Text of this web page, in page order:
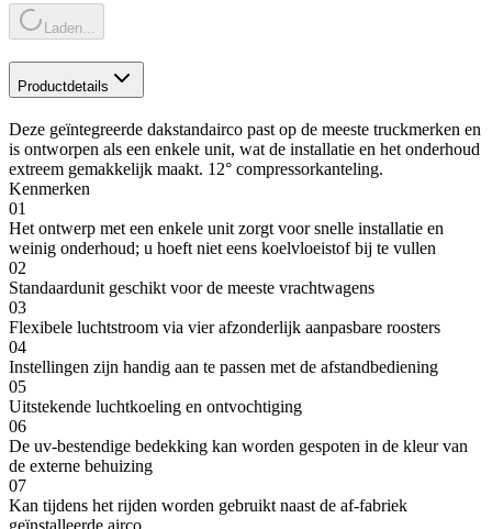
Laden...
Productdetails
Deze geïntegreerde dakstandairco past op de meeste truckmerken en
is ontworpen als een enkele unit, wat de installatie en het onderhoud
extreem gemakkelijk maakt. 12° compressorkanteling.
Kenmerken
01
Het ontwerp met een enkele unit zorgt voor snelle installatie en
weinig onderhoud; u hoeft niet eens koelvloeistof bij te vullen
02
Standaardunit geschikt voor de meeste vrachtwagens
03
Flexibele luchtstroom via vier afzonderlijk aanpasbare roosters
04
Instellingen zijn handig aan te passen met de afstandbediening
05
Uitstekende luchtkoeling en ontvochtiging
06
De uv-bestendige bedekking kan worden gespoten in de kleur van
de externe behuizing
07
Kan tijdens het rijden worden gebruikt naast de af-fabriek
geïnstalleerde airco